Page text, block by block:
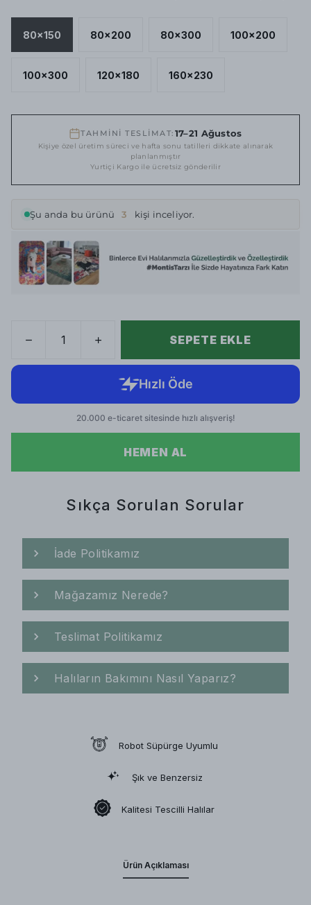
80x150 80x200 80x300 100x200
100x300 120x180 160x230
TAHMİNİ TESLİMAT: 17–21 Ağustos
Kişiye özel üretim süreci ve hafta sonu tatilleri dikkate alınarak
planlanmıştır
Yurtiçi Kargo ile ücretsiz gönderilir
Şu anda bu ürünü 3 kişi inceliyor.
SEPETE EKLE
HEMEN AL
Sıkça Sorulan Sorular
İade Politikamız
Mağazamız Nerede?
Teslimat Politikamız
Halıların Bakımını Nasıl Yaparız?
Robot Süpürge Uyumlu
Şık ve Benzersiz
Kalitesi Tescilli Halılar
Ürün Açıklaması